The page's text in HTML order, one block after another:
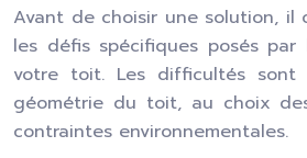
Avant de choisir une solution, il
les défis spécifiques posés
votre toit. Les difficultés
géométrie du toit, au choix
contraintes environnementales.